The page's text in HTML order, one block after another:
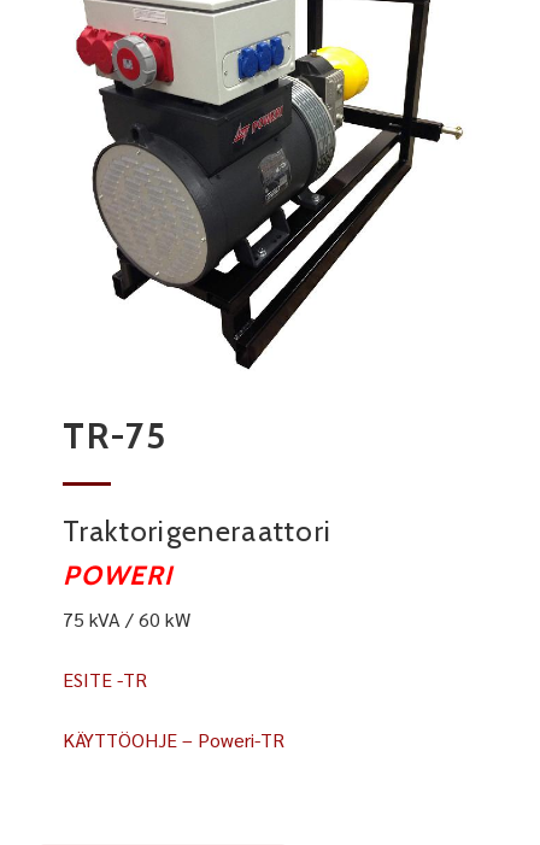
TR-75
Traktorigeneraattori
POWERI
75 kVA / 60 kW
ESITE -TR
KÄYTTÖOHJE – Poweri-TR